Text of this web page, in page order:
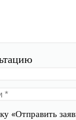
«Отправить